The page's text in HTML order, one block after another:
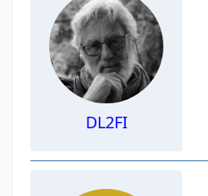
DL2FI